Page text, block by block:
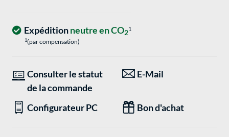
Expéditionneutre en CO21
1(par compensation)
Consulter le statut
de la commande
E-Mail
Configurateur PC Bon d'achat